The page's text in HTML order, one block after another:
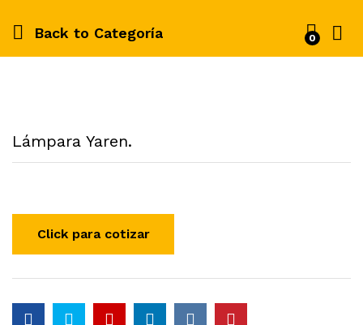
Back to Categoría 0
Lámpara Yaren.